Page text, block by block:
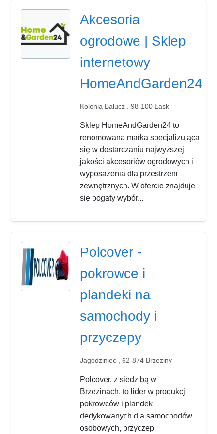
Akcesoria
ogrodowe | Sklep
internetowy
HomeAndGarden24
Kolonia Bałucz , 98-100 Łask
Sklep HomeAndGarden24 to
renomowana marka specjalizująca
się w dostarczaniu najwyższej
jakości akcesoriów ogrodowych i
wyposażenia dla przestrzeni
zewnętrznych. W ofercie znajduje
się bogaty wybór...
Polcover -
pokrowce i
plandeki na
samochody i
przyczepy
Jagodziniec , 62-874 Brzeziny
Polcover, z siedzibą w
Brzezinach, to lider w produkcji
pokrowców i plandek
dedykowanych dla samochodów
osobowych, przyczep